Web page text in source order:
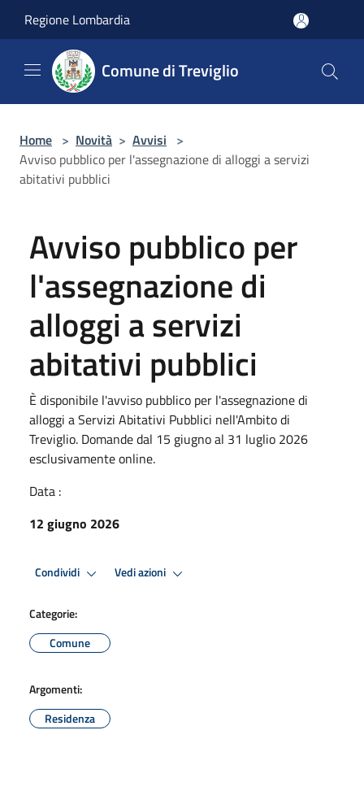
Regione Lombardia
Comune di Treviglio
Home > Novità > Avvisi >
Avviso pubblico per l'assegnazione di alloggi a servizi
abitativi pubblici
Avviso pubblico per
l'assegnazione di
alloggi a servizi
abitativi pubblici
È disponibile l'avviso pubblico per l'assegnazione di
alloggi a Servizi Abitativi Pubblici nell'Ambito di
Treviglio. Domande dal 15 giugno al 31 luglio 2026
esclusivamente online.
Data :
12 giugno 2026
Condividi Vedi azioni
Categorie:
Comune
Argomenti:
Residenza